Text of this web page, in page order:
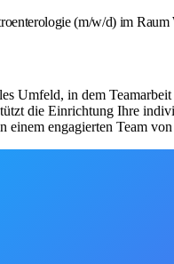
(m/w/d) im Raum
in dem
die Einrichtung Ihre
engagierten Team